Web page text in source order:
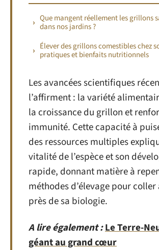
Que mangent réellement les grillons
dans nos jardins ?
Élever des grillons comestibles chez
pratiques et bienfaits nutritionnels
Les avancées scientifiques
l’affirment : la variété
la croissance du grillon et
immunité. Cette capacité à
des ressources multiples
vitalité de l’espèce et son
rapide, donnant matière à
méthodes d’élevage pour
près de sa biologie.
A lire également :Le Terre-
géant au grand cœur